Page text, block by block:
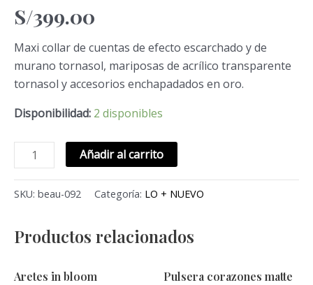
S/399.00
Maxi collar de cuentas de efecto escarchado y de
murano tornasol, mariposas de acrílico transparente
tornasol y accesorios enchapadados en oro.
Disponibilidad: 2 disponibles
Añadir al carrito
SKU: beau-092 Categoría: LO + NUEVO
Productos relacionados
Aretes in bloom Pulsera corazones matte